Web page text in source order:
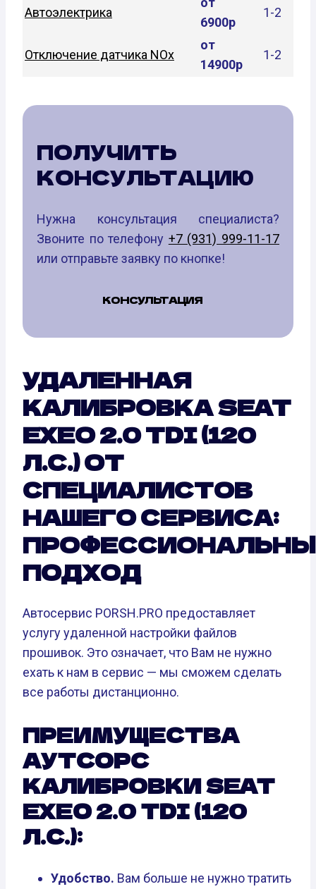
Автоэлектрика
6900р
1-2
Отключение датчика NOx
от
14900р
1-2
ПОЛУЧИТЬ
КОНСУЛЬТАЦИЮ
Нужна консультация специалиста?
Звоните по телефону +7 (931) 999-11-17
или отправьте заявку по кнопке!
КОНСУЛЬТАЦИЯ
УДАЛЕННАЯ
КАЛИБРОВКА SEAT
EXEO 2.0 TDI (120
Л.С.) ОТ
СПЕЦИАЛИСТОВ
НАШЕГО СЕРВИСА:
ПОДХОД
Автосервис PORSH.PRO предоставляет
услугу удаленной настройки файлов
прошивок. Это означает, что Вам не нужно
ехать к нам в сервис — мы сможем сделать
все работы дистанционно.
ПРЕИМУЩЕСТВА
АУТСОРС
КАЛИБРОВКИ SEAT
EXEO 2.0 TDI (120
Л.С.):
Удобство. Вам больше не нужно тратить